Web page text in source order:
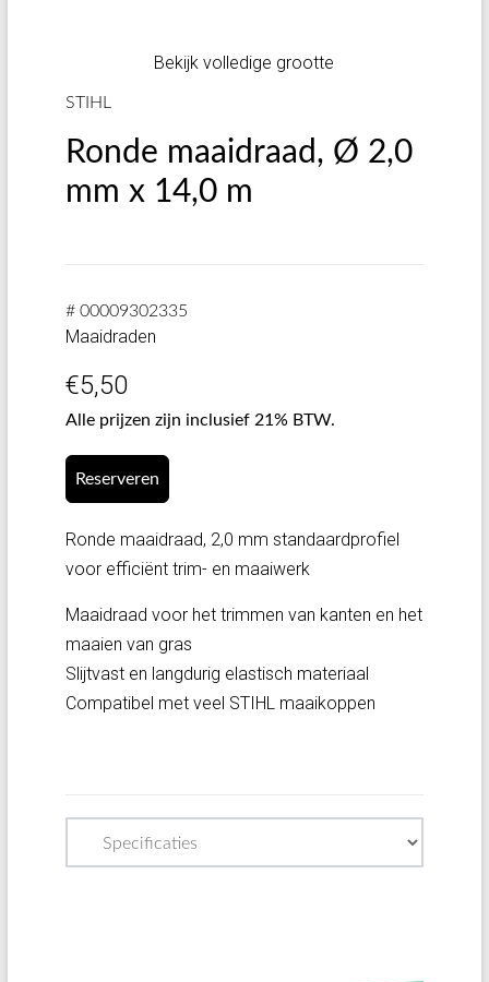
Bekijk volledige grootte
STIHL
Ronde maaidraad, Ø 2,0
mm x 14,0 m
# 00009302335
Maaidraden
€5,50
Alle prijzen zijn inclusief 21% BTW.
Reserveren
Ronde maaidraad, 2,0 mm standaardprofiel
voor efficiënt trim- en maaiwerk
Maaidraad voor het trimmen van kanten en het
maaien van gras
Slijtvast en langdurig elastisch materiaal
Compatibel met veel STIHL maaikoppen